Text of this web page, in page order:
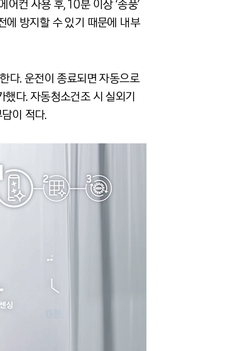
컨 사용 후, 10분 이상 ‘송풍’
에 방지할 수 있기 때문에 내부
다. 운전이 종료되면 자동으로
했다. 자동청소건조 시 실외기
이 적다.